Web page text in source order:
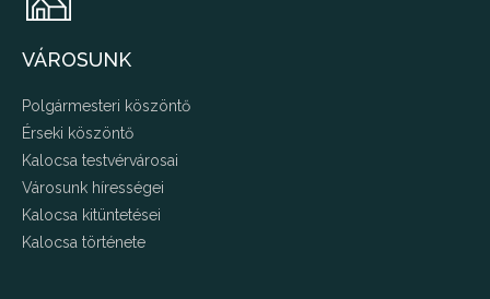
VÁROSUNK
Polgármesteri köszöntő
Érseki köszöntő
Kalocsa testvérvárosai
Városunk hírességei
Kalocsa kitüntetései
Kalocsa története